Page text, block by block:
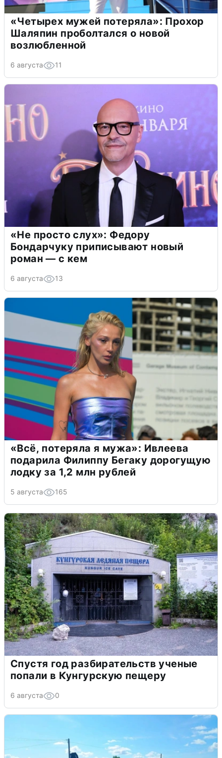
«Четырех мужей потеряла»: Прохор
Шаляпин проболтался о новой
возлюбленной
6 августа 11
«Не просто слух»: Федору
Бондарчуку приписывают новый
роман — с кем
6 августа 13
«Всё, потеряла я мужа»: Ивлеева
подарила Филиппу Бегаку дорогущую
лодку за 1,2 млн рублей
5 августа 165
Спустя год разбирательств ученые
попали в Кунгурскую пещеру
6 августа 0